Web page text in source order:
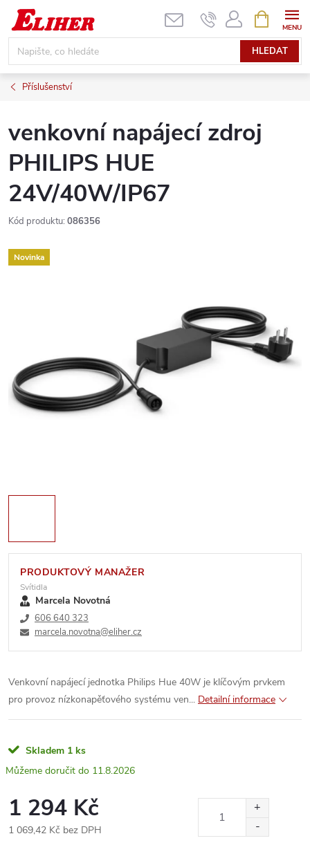
Přejít
obsah
HLEDAT
NÁKUPNÍ
KOŠÍK
Příslušenství
venkovní napájecí zdroj
PHILIPS HUE
24V/40W/IP67
Kód produktu: 086356
Novinka
PRODUKTOVÝ MANAŽER
Svítidla
Marcela Novotná
606 640 323
marcela.novotna@eliher.cz
Venkovní napájecí jednotka Philips Hue 40W je klíčovým prvkem
pro provoz nízkonapěťového systému ven... Detailní informace
Skladem 1 ks
11.8.2026
1 294 Kč
1 069,42 Kč bez DPH